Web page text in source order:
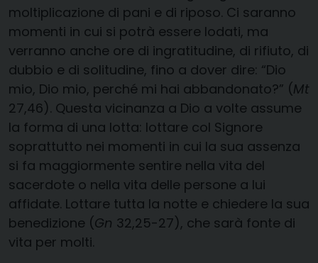
moltiplicazione di pani e di riposo. Ci saranno
momenti in cui si potrà essere lodati, ma
verranno anche ore di ingratitudine, di rifiuto, di
dubbio e di solitudine, fino a dover dire: “Dio
mio, Dio mio, perché mi hai abbandonato?” (Mt
27,46). Questa vicinanza a Dio a volte assume
la forma di una lotta: lottare col Signore
soprattutto nei momenti in cui la sua assenza
si fa maggiormente sentire nella vita del
sacerdote o nella vita delle persone a lui
affidate. Lottare tutta la notte e chiedere la sua
benedizione (Gn 32,25-27), che sarà fonte di
vita per molti.